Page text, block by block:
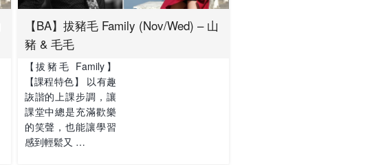
【BA】拔豬毛 Family (Nov/Wed) – 山
豬 & 毛毛
【拔豬毛 Family】
【課程特色】 以有趣
詼諧的上課步調，讓
課堂中總是充滿歡樂
的笑聲，也能讓學習
感到輕鬆又 …